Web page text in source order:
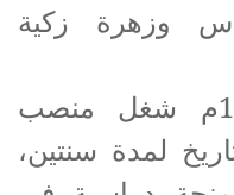
وزهرة زكية
في سنة 1997م شغل منصب
لمدة سنتين،